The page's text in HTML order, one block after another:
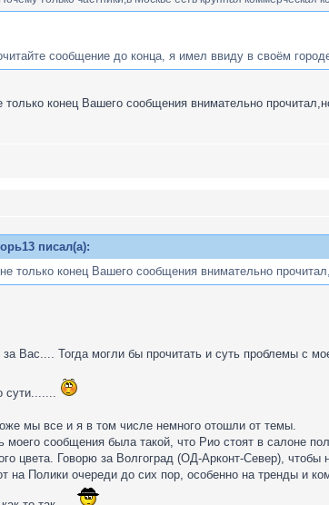
сообщение до конца, я имел ввиду в своём
только конец Вашего сообщения внимательно
писал(а):
только конец Вашего сообщения внимательно
за Вас.... Тогда могли бы прочитать и суть проблемы с
сути.......
мы все и я в том числе немного отошли от темы.
моего сообщения была такой, что Рио стоят в салоне
цвета. Говорю за Волгоград (ОД-Арконт-Север),
на Полики очереди до сих пор, особенно на тренды и